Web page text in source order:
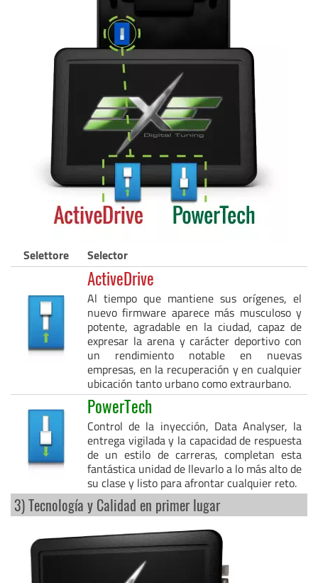
Selettore Selector
ActiveDrive
Al tiempo que mantiene sus orígenes, el
nuevo firmware aparece más musculoso y
potente, agradable en la ciudad, capaz de
expresar la arena y carácter deportivo con
un rendimiento notable en nuevas
empresas, en la recuperación y en cualquier
ubicación tanto urbano como extraurbano.
PowerTech
Control de la inyección, Data Analyser, la
entrega vigilada y la capacidad de respuesta
de un estilo de carreras, completan esta
fantástica unidad de llevarlo a lo más alto de
su clase y listo para afrontar cualquier reto.
3) Tecnología y Calidad en primer lugar